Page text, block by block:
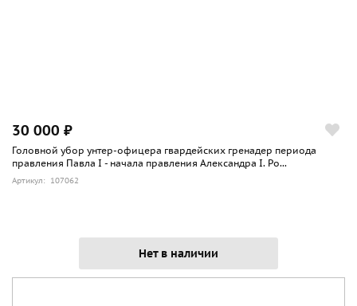
30 000 ₽
Головной убор унтер-офицера гвардейских гренадер периода
правления Павла I - начала правления Александра I. Ро...
Артикул: 107062
Нет в наличии